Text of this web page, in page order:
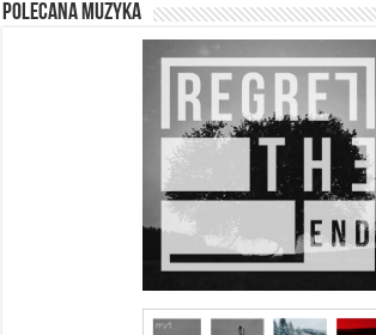
Polecana muzyka